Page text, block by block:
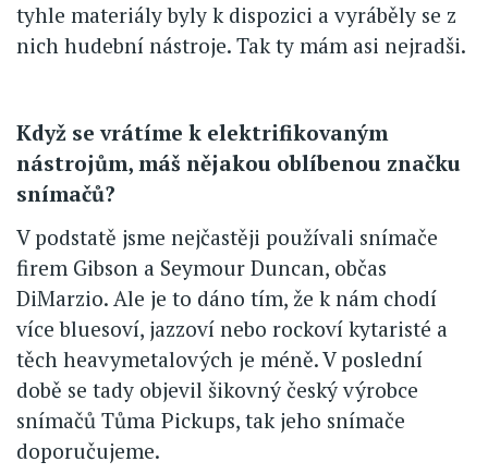
tyhle materiály byly k dispozici a vyráběly se z
nich hudební nástroje. Tak ty mám asi nejradši.
Když se vrátíme k elektrifikovaným
nástrojům, máš nějakou oblíbenou značku
snímačů?
V podstatě jsme nejčastěji používali snímače
firem Gibson a Seymour Duncan, občas
DiMarzio. Ale je to dáno tím, že k nám chodí
více bluesoví, jazzoví nebo rockoví kytaristé a
těch heavymetalových je méně. V poslední
době se tady objevil šikovný český výrobce
snímačů Tůma Pickups, tak jeho snímače
doporučujeme.